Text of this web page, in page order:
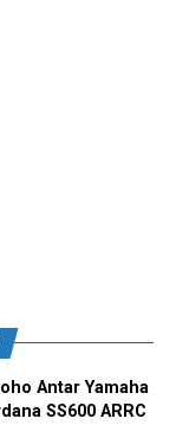
Antar Yamaha
SS600 ARRC